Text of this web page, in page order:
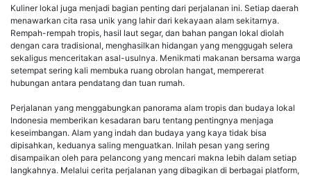
Kuliner lokal juga menjadi bagian penting dari perjalanan ini. Setiap daerah
menawarkan cita rasa unik yang lahir dari kekayaan alam sekitarnya.
Rempah-rempah tropis, hasil laut segar, dan bahan pangan lokal diolah
dengan cara tradisional, menghasilkan hidangan yang menggugah selera
sekaligus menceritakan asal-usulnya. Menikmati makanan bersama warga
setempat sering kali membuka ruang obrolan hangat, mempererat
hubungan antara pendatang dan tuan rumah.
Perjalanan yang menggabungkan panorama alam tropis dan budaya lokal
Indonesia memberikan kesadaran baru tentang pentingnya menjaga
keseimbangan. Alam yang indah dan budaya yang kaya tidak bisa
dipisahkan, keduanya saling menguatkan. Inilah pesan yang sering
disampaikan oleh para pelancong yang mencari makna lebih dalam setiap
langkahnya. Melalui cerita perjalanan yang dibagikan di berbagai platform,